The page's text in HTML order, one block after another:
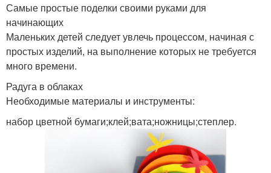
Самые простые поделки своими руками для
начинающих
Маленьких детей следует увлечь процессом, начиная с
простых изделий, на выполнение которых не требуется
много времени.
Радуга в облаках
Необходимые материалы и инструменты:
набор цветной бумаги;клей;вата;ножницы;степлер.